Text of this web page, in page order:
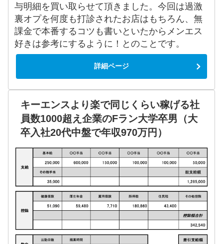
与明細を買い取らせて頂きました。今回は過激
裏オプを何度も打診されたお店はもちろん、無
課金で本番するコツも書いといたからメンエス
好きは参考にするように！とのことです。
詳細ページ
キーエンスより楽で同じくらい稼げる社
員数1000超え企業のFラン大学卒男（大
卒入社20代中盤で年収970万円）